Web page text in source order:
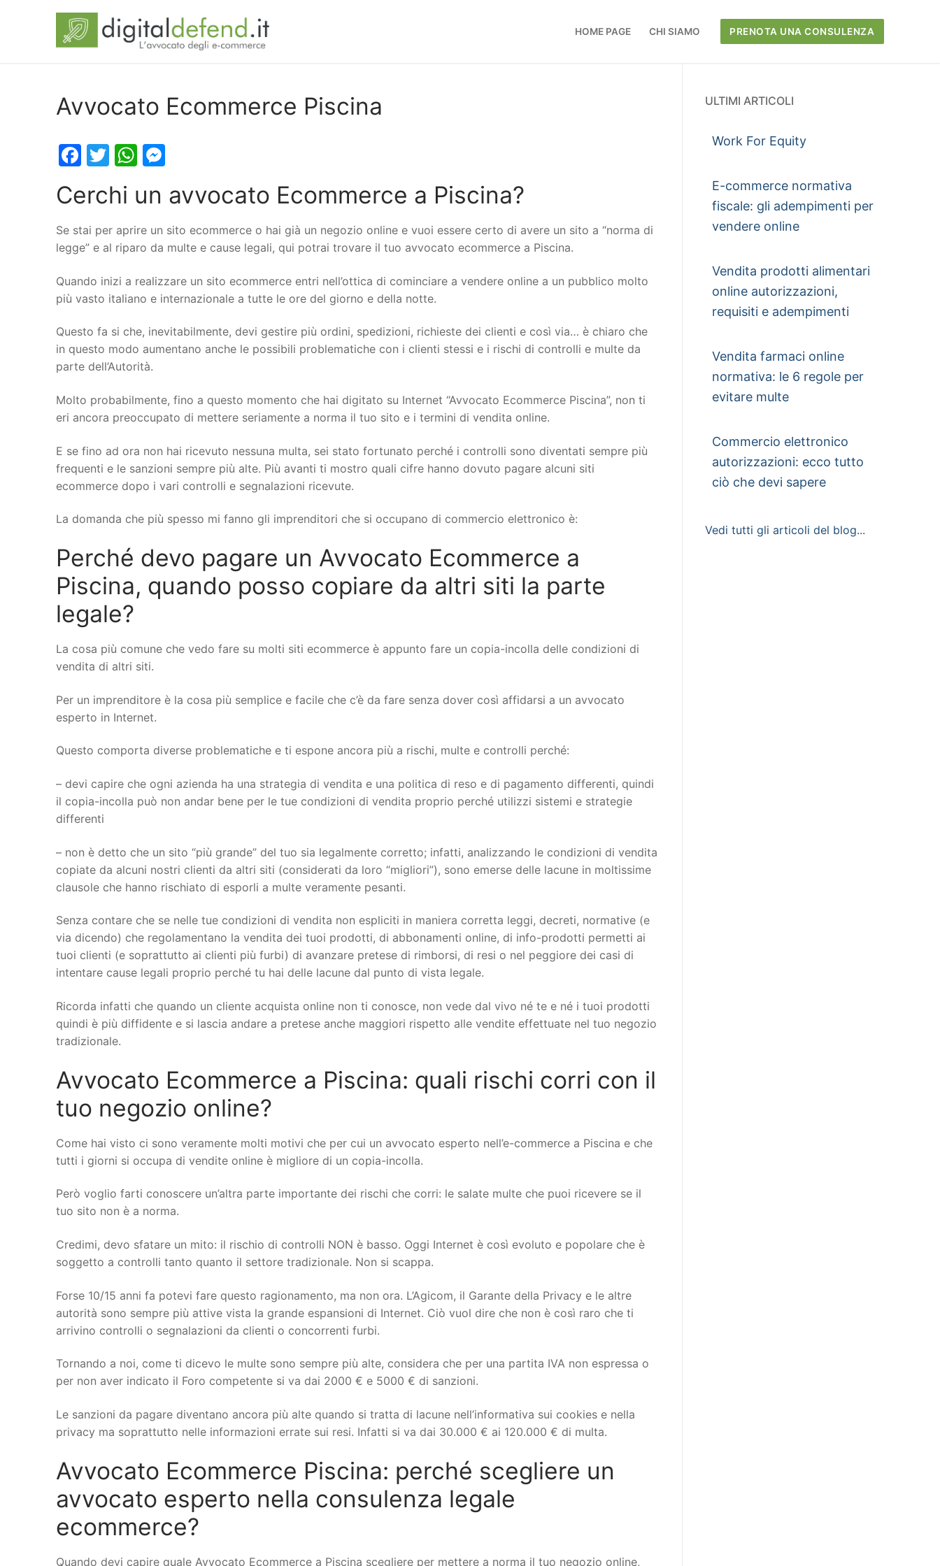
HOME PAGE CHI SIAMO PRENOTA UNA CONSULENZA
Avvocato Ecommerce Piscina
Facebook
TwitterWhatsApp
Cerchi un avvocato Ecommerce a Piscina?
Se stai per aprire un sito ecommerce o hai già un negozio online e vuoi essere certo di avere un sito a “norma di
legge” e al riparo da multe e cause legali, qui potrai trovare il tuo avvocato ecommerce a Piscina.
Quando inizi a realizzare un sito ecommerce entri nell’ottica di cominciare a vendere online a un pubblico molto
più vasto italiano e internazionale a tutte le ore del giorno e della notte.
Questo fa si che, inevitabilmente, devi gestire più ordini, spedizioni, richieste dei clienti e così via… è chiaro che
in questo modo aumentano anche le possibili problematiche con i clienti stessi e i rischi di controlli e multe da
parte dell’Autorità.
Molto probabilmente, fino a questo momento che hai digitato su Internet “Avvocato Ecommerce Piscina”, non ti
eri ancora preoccupato di mettere seriamente a norma il tuo sito e i termini di vendita online.
E se fino ad ora non hai ricevuto nessuna multa, sei stato fortunato perché i controlli sono diventati sempre più
frequenti e le sanzioni sempre più alte. Più avanti ti mostro quali cifre hanno dovuto pagare alcuni siti
ecommerce dopo i vari controlli e segnalazioni ricevute.
La domanda che più spesso mi fanno gli imprenditori che si occupano di commercio elettronico è:
Perché devo pagare un Avvocato Ecommerce a
Piscina, quando posso copiare da altri siti la parte
legale?
La cosa più comune che vedo fare su molti siti ecommerce è appunto fare un copia-incolla delle condizioni di
vendita di altri siti.
Per un imprenditore è la cosa più semplice e facile che c’è da fare senza dover così affidarsi a un avvocato
esperto in Internet.
Questo comporta diverse problematiche e ti espone ancora più a rischi, multe e controlli perché:
– devi capire che ogni azienda ha una strategia di vendita e una politica di reso e di pagamento differenti, quindi
il copia-incolla può non andar bene per le tue condizioni di vendita proprio perché utilizzi sistemi e strategie
differenti
– non è detto che un sito “più grande” del tuo sia legalmente corretto; infatti, analizzando le condizioni di vendita
copiate da alcuni nostri clienti da altri siti (considerati da loro “migliori”), sono emerse delle lacune in moltissime
clausole che hanno rischiato di esporli a multe veramente pesanti.
Senza contare che se nelle tue condizioni di vendita non espliciti in maniera corretta leggi, decreti, normative (e
via dicendo) che regolamentano la vendita dei tuoi prodotti, di abbonamenti online, di info-prodotti permetti ai
tuoi clienti (e soprattutto ai clienti più furbi) di avanzare pretese di rimborsi, di resi o nel peggiore dei casi di
intentare cause legali proprio perché tu hai delle lacune dal punto di vista legale.
Ricorda infatti che quando un cliente acquista online non ti conosce, non vede dal vivo né te e né i tuoi prodotti
quindi è più diffidente e si lascia andare a pretese anche maggiori rispetto alle vendite effettuate nel tuo negozio
tradizionale.
Avvocato Ecommerce a Piscina: quali rischi corri con il
tuo negozio online?
Come hai visto ci sono veramente molti motivi che per cui un avvocato esperto nell’e-commerce a Piscina e che
tutti i giorni si occupa di vendite online è migliore di un copia-incolla.
Però voglio farti conoscere un’altra parte importante dei rischi che corri: le salate multe che puoi ricevere se il
tuo sito non è a norma.
Credimi, devo sfatare un mito: il rischio di controlli NON è basso. Oggi Internet è così evoluto e popolare che è
soggetto a controlli tanto quanto il settore tradizionale. Non si scappa.
Forse 10/15 anni fa potevi fare questo ragionamento, ma non ora. L’Agicom, il Garante della Privacy e le altre
autorità sono sempre più attive vista la grande espansioni di Internet. Ciò vuol dire che non è così raro che ti
arrivino controlli o segnalazioni da clienti o concorrenti furbi.
Tornando a noi, come ti dicevo le multe sono sempre più alte, considera che per una partita IVA non espressa o
per non aver indicato il Foro competente si va dai 2000 € e 5000 € di sanzioni.
Le sanzioni da pagare diventano ancora più alte quando si tratta di lacune nell’informativa sui cookies e nella
privacy ma soprattutto nelle informazioni errate sui resi. Infatti si va dai 30.000 € ai 120.000 € di multa.
Avvocato Ecommerce Piscina: perché scegliere un
avvocato esperto nella consulenza legale
ecommerce?
Quando devi capire quale Avvocato Ecommerce a Piscina scegliere per mettere a norma il tuo negozio online,
ULTIMI ARTICOLI
Work For Equity
E-commerce normativa
fiscale: gli adempimenti per
vendere online
Vendita prodotti alimentari
online autorizzazioni,
requisiti e adempimenti
Vendita farmaci online
normativa: le 6 regole per
evitare multe
Commercio elettronico
autorizzazioni: ecco tutto
ciò che devi sapere
Vedi tutti gli articoli del blog...